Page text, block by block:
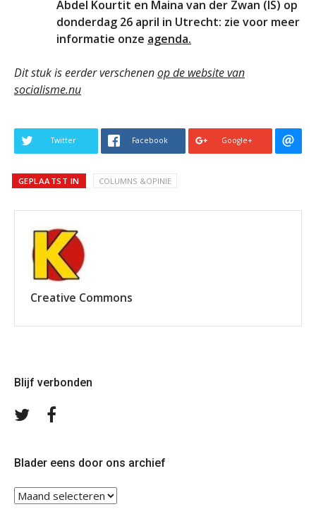
Abdel Kourtit en Maina van der Zwan (IS) op
donderdag 26 april in Utrecht: zie voor meer
informatie onze agenda.
Dit stuk is eerder verschenenop de website van
socialisme.nu
Twitter Facebook Google+
GEPLAATST IN COLUMNS &OPINIE
Creative Commons
Blijf verbonden
Volg
Blader eens door ons archief
Blader